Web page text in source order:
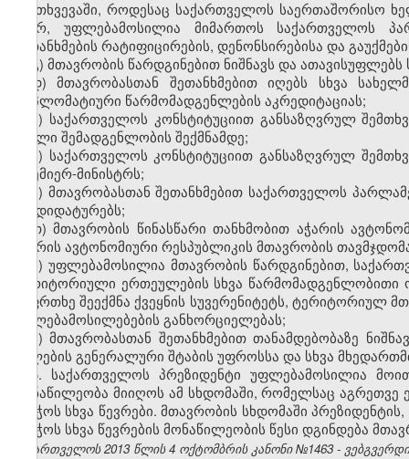
შემთხვევაში, როდესაც საქართველოს საერთაშორისო
მიერ, უფლებამოსილია მიმართოს საქართველოს
შეთანხმების რატიფიცირების, დენონსირებისა და
გ) მთავრობის წარდგინებით ნიშნავს და
დ) მთავრობასთან შეთანხმებით იღებს სხვა
დიპლომატიური წარმომადგენლების აკრედიტაციას;
ე) საქართველოს კონსტიტუციით განსაზღვრულ
ახალი შემადგენლობის შექმნამდე;
ვ) საქართველოს კონსტიტუციით განსაზღვრულ
პრემიერ‑მინისტრს;
ზ) მთავრობასთან შეთანხმებით საქართველოს
კანდიდატურებს;
თ) მთავრობის წინასწარი თანხმობით აჭარის
აჭარის ავტონომიური რესპუბლიკის მთავრობის
ი) უფლებამოსილია მთავრობის წარდგინებით,
ტერიტორიული ერთეულების სხვა წარმომადგენლობითი
საფრთხე შეექმნა ქვეყნის სუვერენიტეტს,
უფლებამოსილებების განხორციელებას;
კ) მთავრობასთან შეთანხმებით თანამდებობაზე
ძალების გენერალური შტაბის უფროსსა და სხვა
5. საქართველოს პრეზიდენტი უფლებამოსილია
მონაწილეობა მიიღოს ამ სხდომაში, რომელსაც
საბჭოს სხვა წევრები. მთავრობის სხდომაში
საბჭოს სხვა წევრების მონაწილეობის წესი დგინდება
საქართველოს 2013 წლის 4 ოქტომბრის კანონი №1463 -